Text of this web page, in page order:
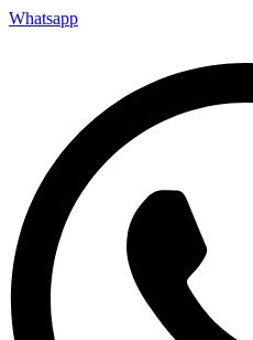
Whatsapp